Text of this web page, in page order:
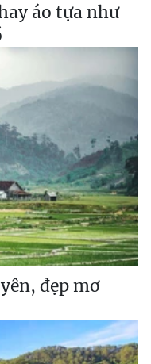
áo tựa như
đẹp mơ